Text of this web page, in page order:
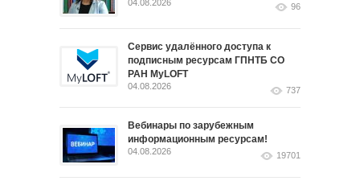
04.08.2026 96
Сервис удалённого доступа к
подписным ресурсам ГПНТБ СО
РАН MyLOFT
04.08.2026 737
Вебинары по зарубежным
информационным ресурсам!
04.08.2026 19701